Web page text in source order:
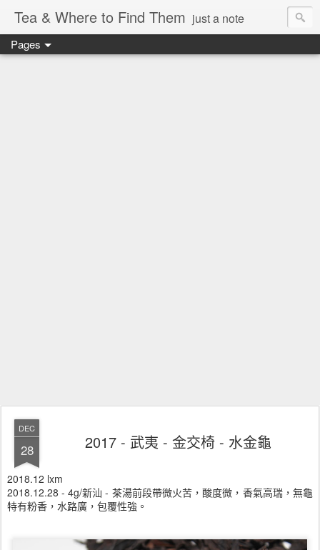
Tea & Where to Find Them just a note
Pages
DEC
28 2017 - 武夷 - 金交椅 - 水金龜
2018.12 lxm
2018.12.28 - 4g/新汕 - 茶湯前段帶微火苦，酸度微，香氣高瑞，無龜
特有粉香，水路廣，包覆性強。